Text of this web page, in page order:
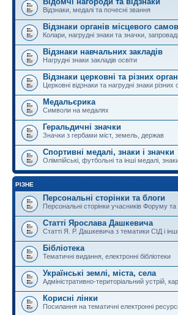
Відзнаки, медалі та почесні звання
Відзнаки органів місцевого
Колари, нагрудні знаки та значки,
Відзнаки навчальних закладів
Нагрудні знаки закладів освіти
Відзнаки церковні та різних
Церковні відзнаки та нагрудні знаки різних
Медальєрика
Символи на медалях
Геральдичні значки
Значки з гербами міст, земель, держав
Спортивні медалі, знаки і значки
Олімпійські, футбольні та інші медалі,
РІЗНЕ
Персональні сторінки та блоги
Персональні сторінки учасників Форуму
Статті Ярослава Дашкевича
Статті Я. Р. Дашкевича з тематики СІД і
Бібліотека
Тематичні видання, електронні бібліотеки
Українські землі, міста, села
Адміністративно-територіальний устрій,
Корисні лінки
Посилання на тематичні електронні